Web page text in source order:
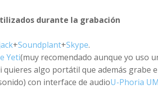
durante la grabación
+Soundplant+Skype.
Yeti(muy recomendado aunque yo uso
quieres algo portátil que además grabe
con interface de audioU-Phoria